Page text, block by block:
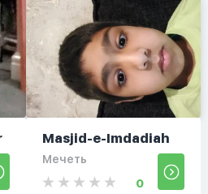
Masjid-e-Imdadiah
Мечеть
0